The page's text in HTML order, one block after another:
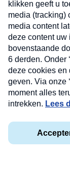
Privacyverklaring
Kwetsbaarheid
Copyright © 2026
Neem hier
nieuwsbrief.